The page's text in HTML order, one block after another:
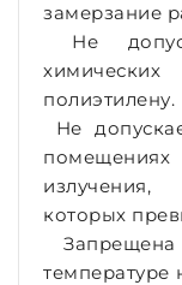
замерзание
Не
полиэтилену.
Не
излучения,
которых
температуре